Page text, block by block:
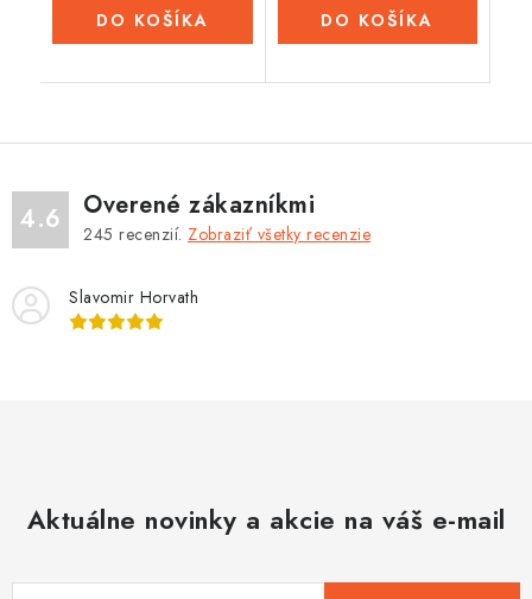
DO KOŠÍKA DO KOŠÍKA
4.6 Overené zákazníkmi
245 recenzií. Zobraziť všetky recenzie
Slavomir Horvath
Aktuálne novinky a akcie na váš e-mail